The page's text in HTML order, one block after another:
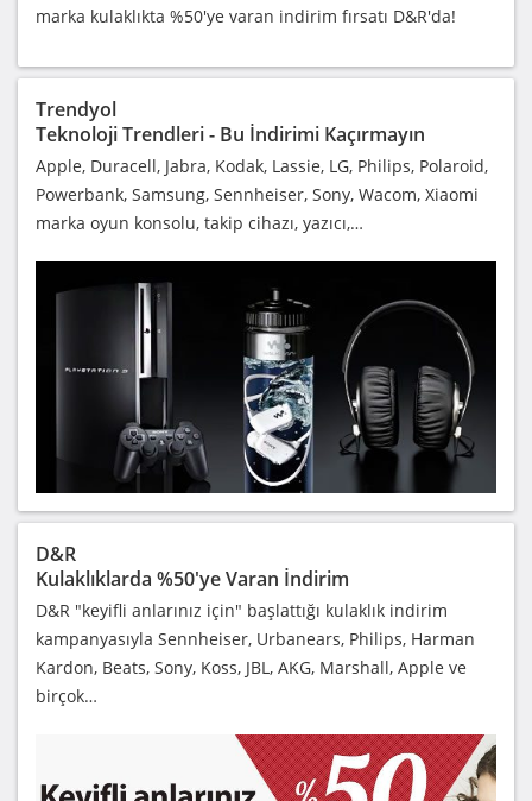
marka kulaklıkta %50'ye varan indirim fırsatı D&R'da!
Trendyol
Teknoloji Trendleri - Bu İndirimi Kaçırmayın
Apple, Duracell, Jabra, Kodak, Lassie, LG, Philips, Polaroid,
Powerbank, Samsung, Sennheiser, Sony, Wacom, Xiaomi
marka oyun konsolu, takip cihazı, yazıcı,…
D&R
Kulaklıklarda %50'ye Varan İndirim
D&R "keyifli anlarınız için" başlattığı kulaklık indirim
kampanyasıyla Sennheiser, Urbanears, Philips, Harman
Kardon, Beats, Sony, Koss, JBL, AKG, Marshall, Apple ve
birçok…